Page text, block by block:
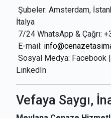
Şubeler: Amsterdam,
İtalya
7/24 WhatsApp & Çağrı:
E-mail:
Sosyal Medya: Facebook
LinkedIn
Vefaya Saygı,